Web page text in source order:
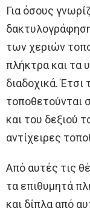
Για όσους
των χεριών
πλήκτρα και τα
διαδοχικά.
τοποθετούνται
και τoυ δεξιού
αντίχειρες
Από αυτές τις
τα επιθυμητά
και δίπλα από